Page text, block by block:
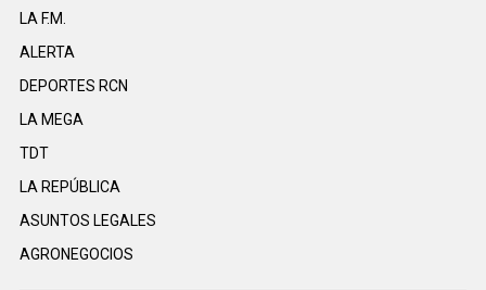
LA F.M.
ALERTA
DEPORTES RCN
LA MEGA
TDT
LA REPÚBLICA
ASUNTOS LEGALES
AGRONEGOCIOS